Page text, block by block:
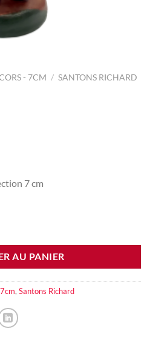
- 7CM / SANTONS RICHARD
7 cm
AU PANIER
, Santons Richard